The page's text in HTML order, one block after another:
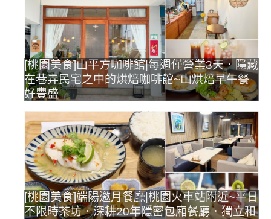
[桃園美食]山平方咖啡館|每週僅營業3天．隱藏
在巷弄民宅之中的烘焙咖啡館~山烘焙早午餐
好豐盛
[桃園美食]端陽邀月餐廳|桃園火車站附近~平日
不限時茶坊．深耕20年隱密包廂餐廳．獨立和